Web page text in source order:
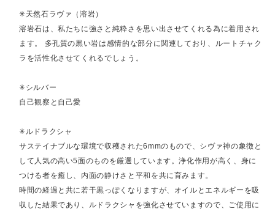
✳︎天然石ラヴァ（溶岩）
溶岩石は、私たちに強さと純粋さを思い出させてくれる為に着用され
ます。 多孔質の黒い岩は感情的な部分に関連しており、ルートチャク
ラを活性化させてくれるでしょう。
✳︎シルバー
自己観察と自己愛
✳︎ルドラクシャ
サステイナブルな環境で収穫された6mmのもので、シヴァ神の象徴と
して人気の高い5面のものを厳選しています。浄化作用が高く、身に
つける者を癒し、内面の静けさと平和を共に育みます。
時間の経過と共に若干黒っぽくなりますが、オイルとエネルギーを吸
収した結果であり、ルドラクシャを強化させていますので、ご使用に